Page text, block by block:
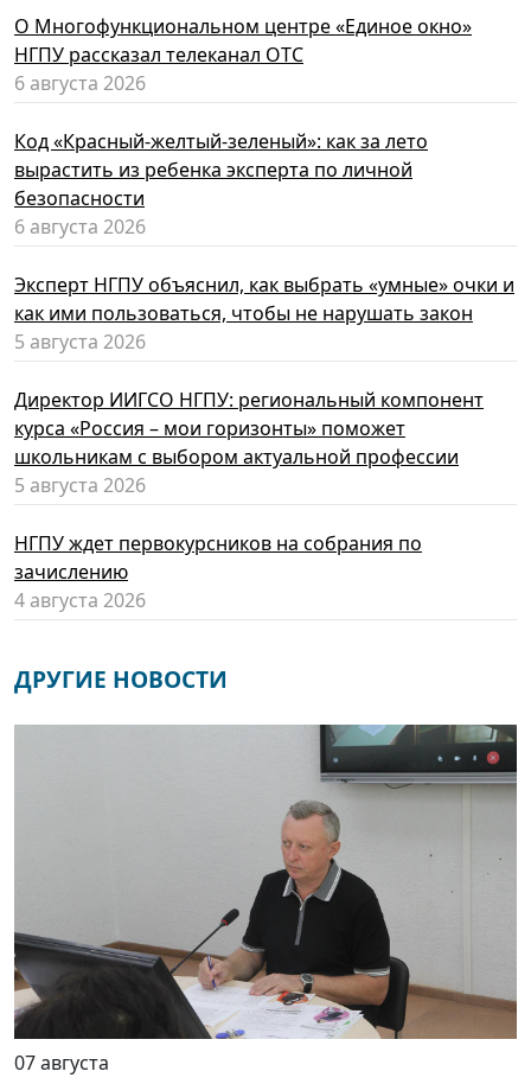
О Многофункциональном центре «Единое окно»
НГПУ рассказал телеканал ОТС
6 августа 2026
Код «Красный-желтый-зеленый»: как за лето
вырастить из ребенка эксперта по личной
безопасности
6 августа 2026
Эксперт НГПУ объяснил, как выбрать «умные» очки и
как ими пользоваться, чтобы не нарушать закон
5 августа 2026
Директор ИИГСО НГПУ: региональный компонент
курса «Россия – мои горизонты» поможет
школьникам с выбором актуальной профессии
5 августа 2026
НГПУ ждет первокурсников на собрания по
зачислению
4 августа 2026
ДРУГИЕ НОВОСТИ
07 августа